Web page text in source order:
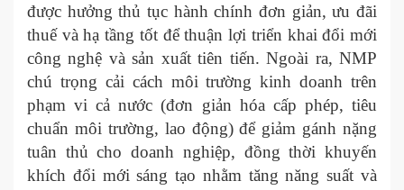
được hưởng thủ tục hành chính đơn giản, ưu đãi
thuế và hạ tầng tốt để thuận lợi triển khai đổi mới
công nghệ và sản xuất tiên tiến. Ngoài ra, NMP
chú trọng cải cách môi trường kinh doanh trên
phạm vi cả nước (đơn giản hóa cấp phép, tiêu
chuẩn môi trường, lao động) để giảm gánh nặng
tuân thủ cho doanh nghiệp, đồng thời khuyến
khích đổi mới sáng tạo nhằm tăng năng suất và